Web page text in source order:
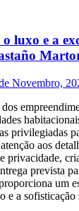
luxo e a
Novembro,
privilegiadas
aos
privacidade,
prevista
um
e a sofisticação